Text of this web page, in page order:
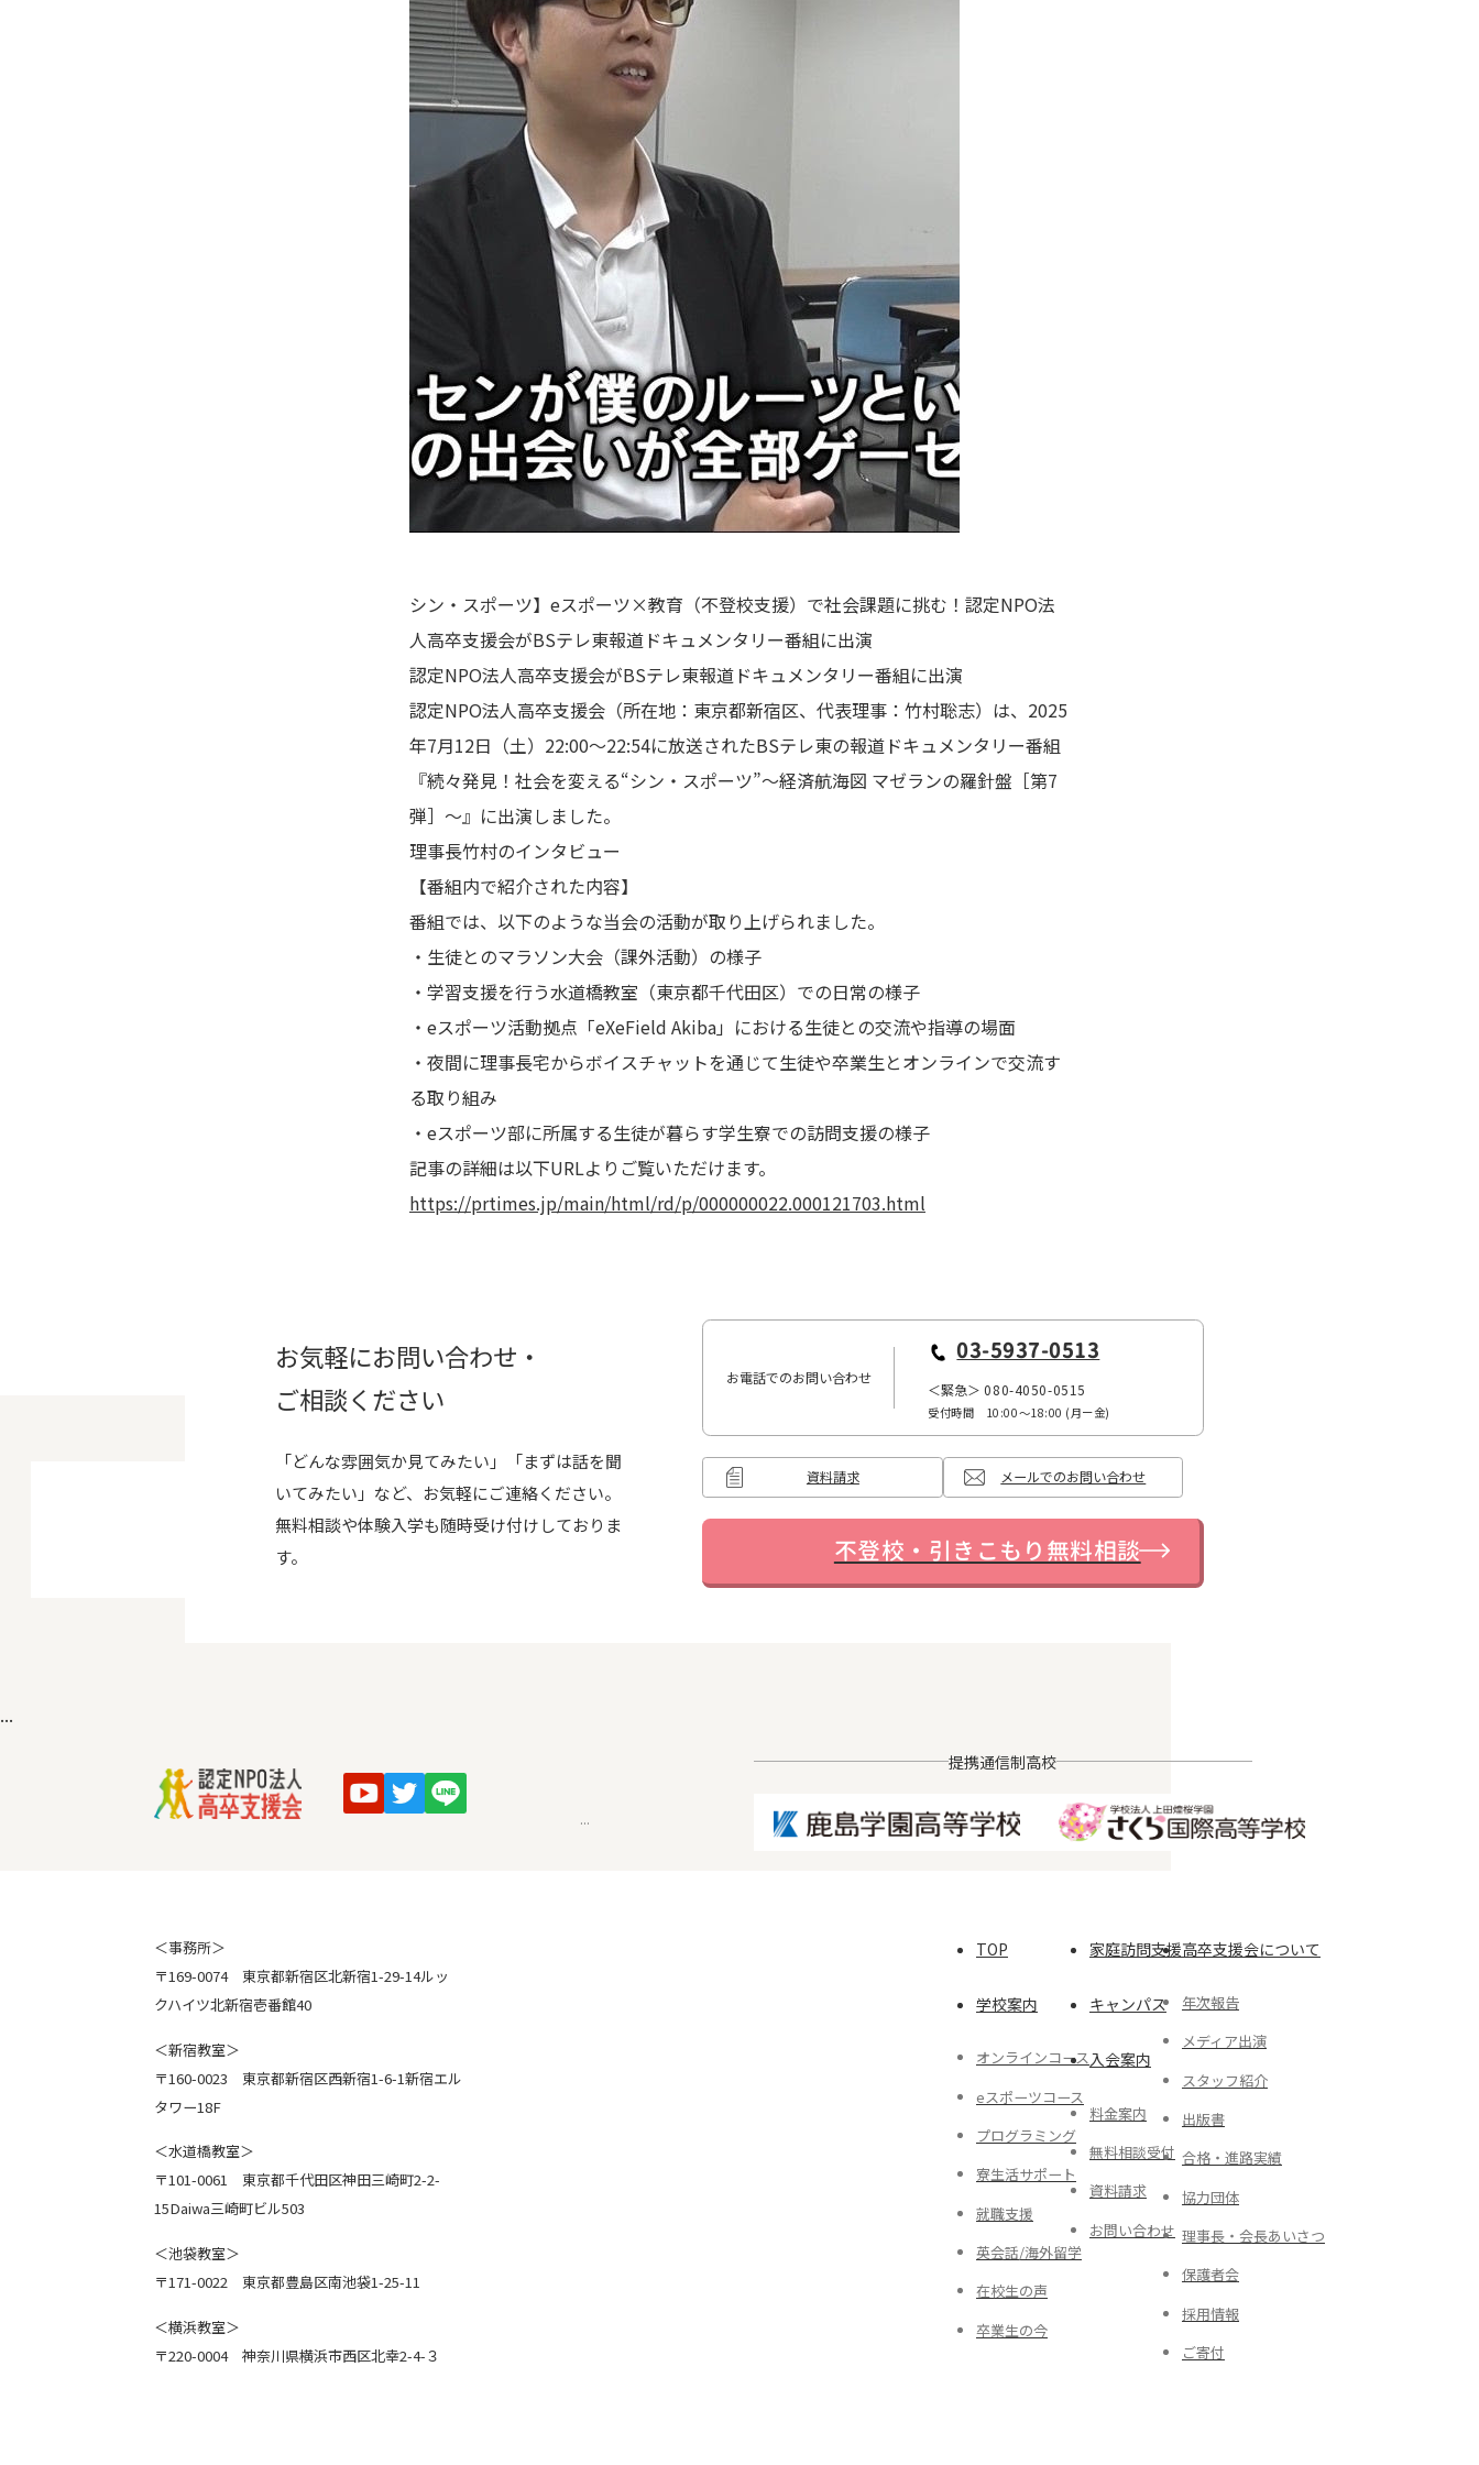
シン・スポーツ】eスポーツ×教育（不登校支援）で社会課題に挑む！認定NPO法
人高卒支援会がBSテレ東報道ドキュメンタリー番組に出演
認定NPO法人高卒支援会がBSテレ東報道ドキュメンタリー番組に出演
認定NPO法人高卒支援会（所在地：東京都新宿区、代表理事：竹村聡志）は、2025
年7月12日（土）22:00～22:54に放送されたBSテレ東の報道ドキュメンタリー番組
『続々発見！社会を変える“シン・スポーツ”～経済航海図 マゼランの羅針盤［第7
弾］～』に出演しました。
理事長竹村のインタビュー
【番組内で紹介された内容】
番組では、以下のような当会の活動が取り上げられました。
・生徒とのマラソン大会（課外活動）の様子
・学習支援を行う水道橋教室（東京都千代田区）での日常の様子
・eスポーツ活動拠点「eXeField Akiba」における生徒との交流や指導の場面
・夜間に理事長宅からボイスチャットを通じて生徒や卒業生とオンラインで交流す
る取り組み
・eスポーツ部に所属する生徒が暮らす学生寮での訪問支援の様子
記事の詳細は以下URLよりご覧いただけます。
https://prtimes.jp/main/html/rd/p/000000022.000121703.html
...
...
...
お気軽にお問い合わせ・
ご相談ください
「どんな雰囲気か見てみたい」「まずは話を聞
いてみたい」など、お気軽にご連絡ください。
無料相談や体験入学も随時受け付けしておりま
す。
お電話でのお問い合わせ
03-5937-0513
＜緊急＞080-4050-0515
受付時間 10:00〜18:00 (月ー金)
資料請求 メールでのお問い合わせ
不登校・引きこもり無料相談
提携通信制高校
＜事務所＞
〒169-0074 東京都新宿区北新宿1-29-14ルッ
クハイツ北新宿壱番館40
＜新宿教室＞
〒160-0023 東京都新宿区西新宿1-6-1新宿エル
タワー18F
＜水道橋教室＞
〒101-0061 東京都千代田区神田三崎町2-2-
15Daiwa三崎町ビル503
＜池袋教室＞
〒171-0022 東京都豊島区南池袋1-25-11
＜横浜教室＞
〒220-0004 神奈川県横浜市西区北幸2-4-３
TOP
学校案内
オンラインコース
eスポーツコース
プログラミング
寮生活サポート
就職支援
英会話/海外留学
在校生の声
卒業生の今
家庭訪問支援
キャンパス
入会案内
料金案内
無料相談受付
資料請求
お問い合わせ
高卒支援会について
年次報告
メディア出演
スタッフ紹介
出版書
合格・進路実績
協力団体
理事長・会長あいさつ
保護者会
採用情報
ご寄付